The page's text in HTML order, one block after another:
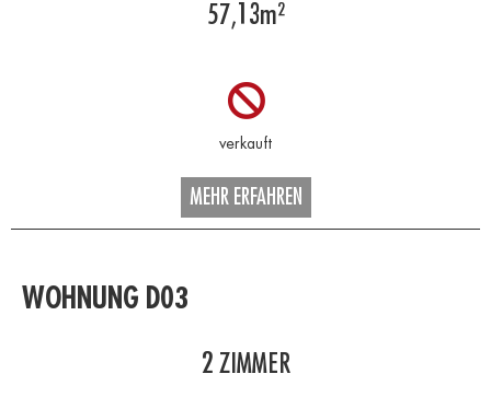
57,13m²
MEHR ERFAHREN
WOHNUNG D03
2 ZIMMER